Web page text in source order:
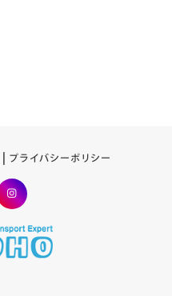
プライバシーポリシー